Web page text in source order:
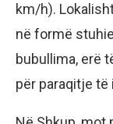
km/h).
në formë
bubullima, erë
për paraqitje